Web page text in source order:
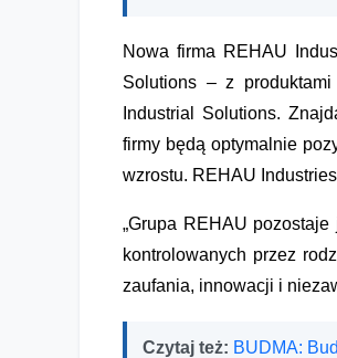
Nowa firma REHAU
Solutions – z
Industrial Solutions.
firmy będą optymalnie
wzrostu. REHAU
„Grupa REHAU
kontrolowanych przez
zaufania, innowacji i
Czytaj też: BUDMA: